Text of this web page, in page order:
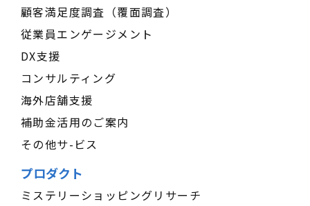
顧客満足度調査（覆面調査）
従業員エンゲージメント
DX支援
コンサルティング
海外店舗支援
補助金活用のご案内
その他サ-ビス
プロダクト
ミステリーショッピングリサーチ